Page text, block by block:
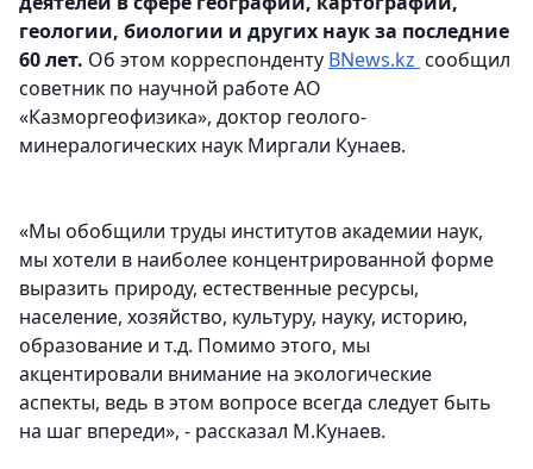
геологии, биологии и других наук за последние
60 лет. Об этом корреспонденту BNews.kz сообщил
советник по научной работе АО
«Казморгеофизика», доктор геолого-
минералогических наук Миргали Кунаев.
«Мы обобщили труды институтов академии наук,
мы хотели в наиболее концентрированной форме
выразить природу, естественные ресурсы,
население, хозяйство, культуру, науку, историю,
образование и т.д. Помимо этого, мы
акцентировали внимание на экологические
аспекты, ведь в этом вопросе всегда следует быть
на шаг впереди», - рассказал М.Кунаев.